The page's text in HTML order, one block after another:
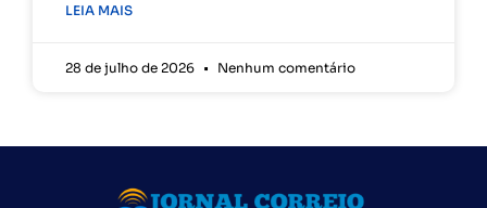
LEIA MAIS
28 de julho de 2026 Nenhum comentário